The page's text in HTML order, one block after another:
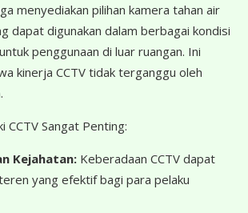
menyediakan pilihan kamera tahan air
dapat digunakan dalam berbagai kondisi
penggunaan di luar ruangan. Ini
kinerja CCTV tidak terganggu oleh
CCTV Sangat Penting:
Kejahatan: Keberadaan CCTV dapat
yang efektif bagi para pelaku